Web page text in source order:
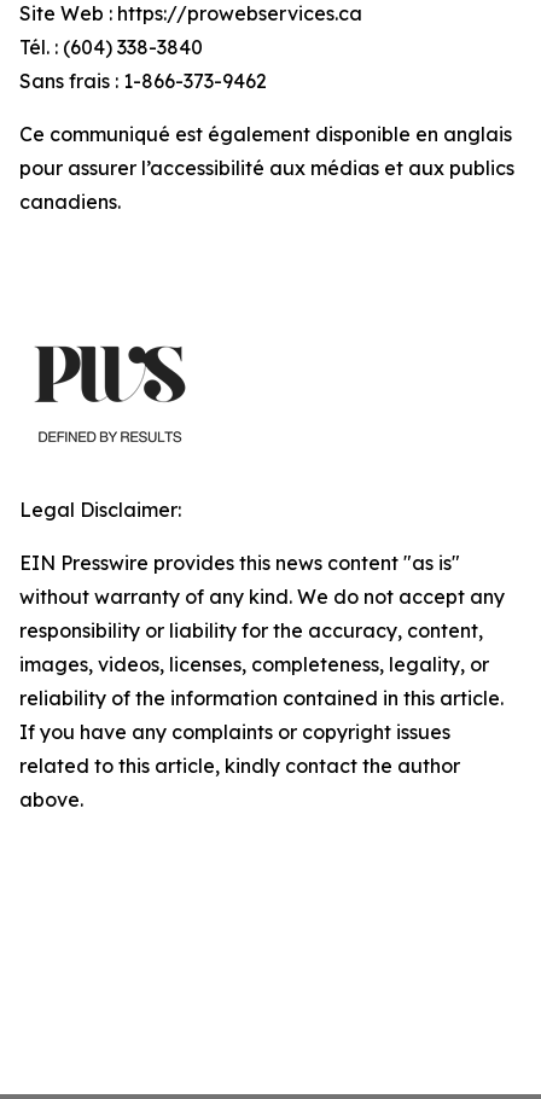
Site Web : https://prowebservices.ca
Tél. : (604) 338-3840
Sans frais : 1-866-373-9462
Ce communiqué est également disponible en anglais
pour assurer l’accessibilité aux médias et aux publics
canadiens.
Legal Disclaimer:
EIN Presswire provides this news content "as is"
without warranty of any kind. We do not accept any
responsibility or liability for the accuracy, content,
images, videos, licenses, completeness, legality, or
reliability of the information contained in this article.
If you have any complaints or copyright issues
related to this article, kindly contact the author
above.